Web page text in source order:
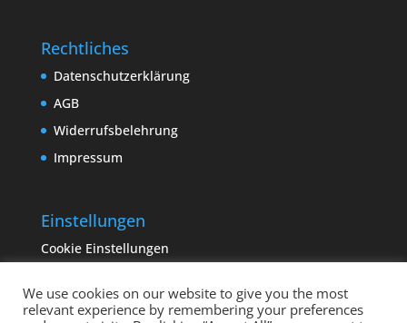
Rechtliches
Datenschutzerklärung
AGB
Widerrufsbelehrung
Impressum
Einstellungen
Cookie Einstellungen
We use cookies on our website to give you the most
relevant experience by remembering your preferences